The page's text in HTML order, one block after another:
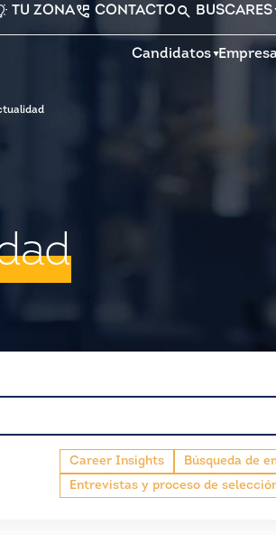
TU ZONA CONTACTO BUSCARES
Candidatos
Career Insights Búsqueda de
Entrevistas y proceso de